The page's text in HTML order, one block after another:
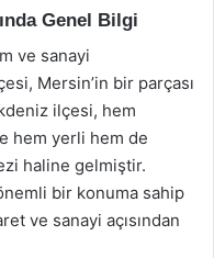
Genel Bilgi
ve sanayi
Mersin’in bir parçası
ilçesi, hem
hem yerli hem de
haline gelmiştir.
bir konuma sahip
ve sanayi açısından